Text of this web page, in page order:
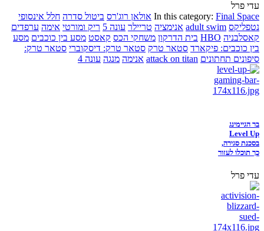
עדי פרל
In this category: Final Space אולאן רוג'רס ביטול סדרה חלל אינסופי
נטפליקס adult swim אנימציה טריילר עונה 5 ריק ומורטי אימה ערפדים
קאסלבניה HBO בית הדרקון משחקי הכס קאסט מסע בין כוכבים מסע
בין כוכבים: פיקארד סטאר טרק סטאר טרק: דיסקוברי סטאר טרק:
סיפונים תחתונים attack on titan אנימה מנגה עונה 4
בר הגיימינג
Level Up
בסכנת סגירה,
כך תוכלו לעזור
עדי פרל